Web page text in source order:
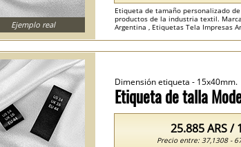
Etiqueta de tamaño personalizado
productos de la industria textil.
Argentina , Etiquetas Tela Impresas
Ejemplo real
Etiqueta de talla
Dimensión etiqueta - 15x40mm.
25.885 ARS /
Precio entre: 37,1308 -